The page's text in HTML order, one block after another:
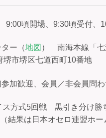
9:00頃開場、9:30頃受付、
ー（地図 ） 南海本線「七
市堺区七道西町10番地
参加歓迎、会員／非会員問
ス方式5回戦 黒引き分け勝
結果は日本オセロ連盟ホー